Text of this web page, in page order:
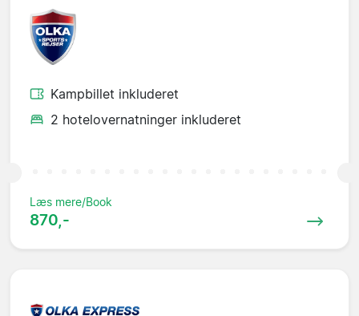
Kampbillet inkluderet
2 hotelovernatninger inkluderet
Læs mere/Book
870,-